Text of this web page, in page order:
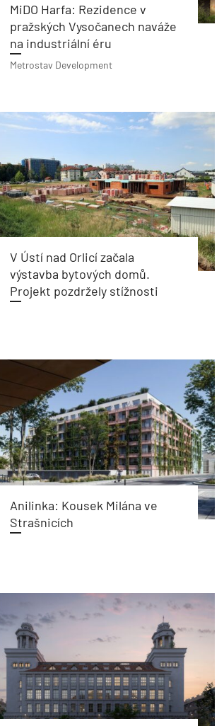
MiDO Harfa: Rezidence v
pražských Vysočanech naváže
na industriální éru
Metrostav Development
V Ústí nad Orlicí začala
výstavba bytových domů.
Projekt pozdržely stížnosti
Anilinka: Kousek Milána ve
Strašnicích